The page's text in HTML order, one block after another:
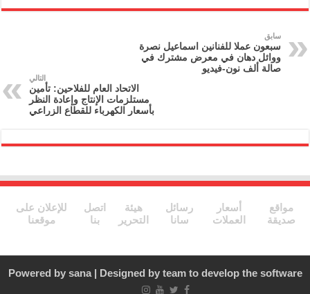
c
e
b
o
itt
er
e
gr
a
m
ai
l
nt
سابق
سبعون عملا للفنانين اسماعيل نصرة
ووائل دهان في معرض مشترك في
صالة ألف نون-فيديو
التالي
الاتحاد العام للفلاحين: تأمين
مستلزمات الإنتاج وإعادة النظر
بأسعار الكهرباء للقطاع الزراعي
مواقع
صديقة
أسعار
العملات
رسائل
سانا
هيئة
التحرير
اتصل
بنا
للإعلان على
موقعنا
Powered by sana| Designed by team to develop the software